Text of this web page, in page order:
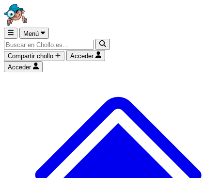
Menú
Compartir chollo
Acceder
Acceder